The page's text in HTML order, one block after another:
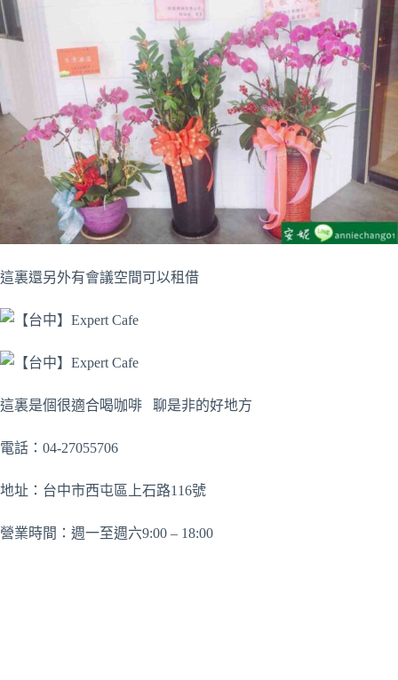
這裏還另外有會議空間可以租借
這裏是個很適合喝咖啡 聊是非的好地方
電話：04-27055706
地址：台中市西屯區上石路116號
營業時間：週一至週六9:00 – 18:00